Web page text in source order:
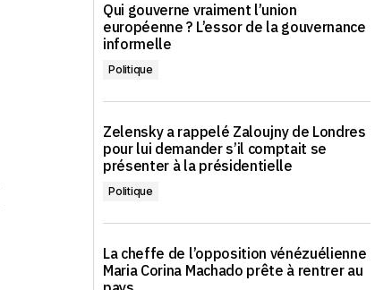
Qui gouverne vraiment l’union
européenne ? L’essor de la gouvernance
informelle
Politique
Zelensky a rappelé Zaloujny de Londres
pour lui demander s’il comptait se
présenter à la présidentielle
Politique
La cheffe de l’opposition vénézuélienne
Maria Corina Machado prête à rentrer au